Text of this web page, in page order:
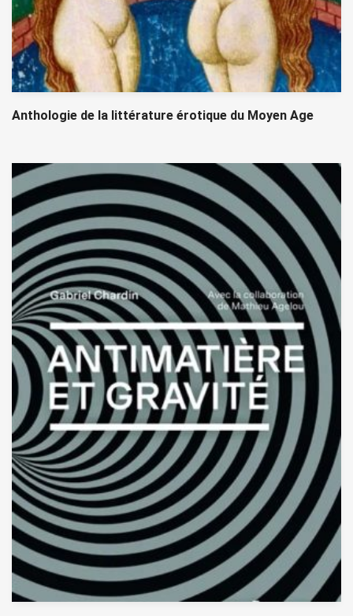
Anthologie de la littérature érotique du Moyen Age